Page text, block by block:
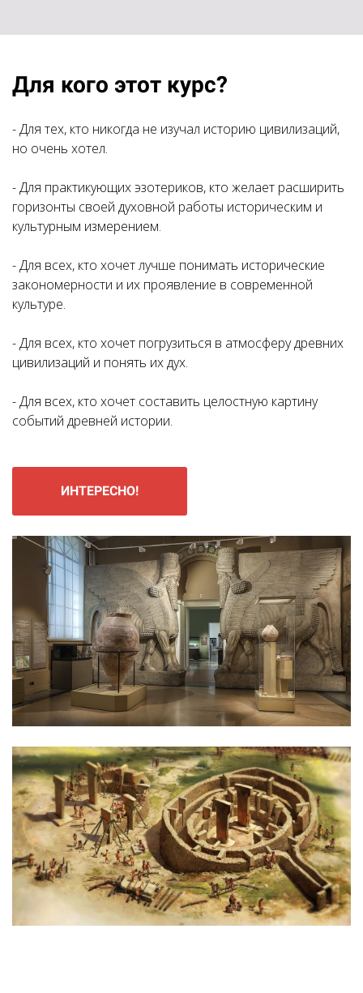
Для кого этот курс?
- Для тех, кто никогда не изучал историю цивилизаций,
но очень хотел.
- Для практикующих эзотериков, кто желает расширить
горизонты своей духовной работы историческим и
культурным измерением.
- Для всех, кто хочет лучше понимать исторические
закономерности и их проявление в современной
культуре.
- Для всех, кто хочет погрузиться в атмосферу древних
цивилизаций и понять их дух.
- Для всех, кто хочет составить целостную картину
событий древней истории.
ИНТЕРЕСНО!